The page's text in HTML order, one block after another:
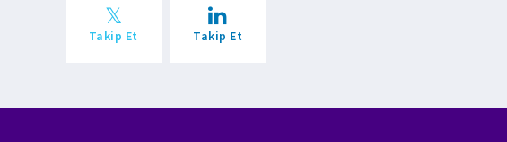
Takip Et Takip Et